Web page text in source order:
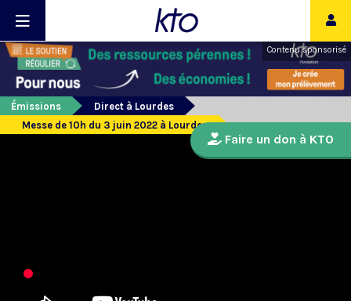
Contenu sponsorisé
Émissions
Direct à Lourdes
Messe de 10h du 3 juin 2022 à Lourdes
Faire un don à KTO